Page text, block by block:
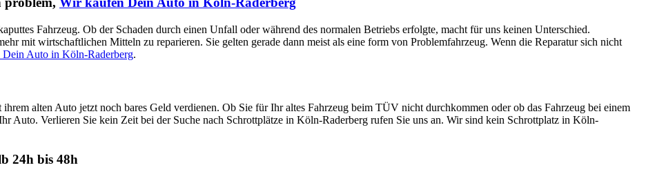
Fahrzeug. Ob der Schaden durch einen Unfall oder während des normalen Betriebs erfolgte, macht für uns keinen Unterschied.
mit wirtschaftlichen Mitteln zu reparieren. Sie gelten gerade dann meist als eine form von Problemfahrzeug. Wenn die Reparatur sich nicht
Dein Auto in Köln-Raderberg.
alten Auto jetzt noch bares Geld verdienen. Ob Sie für Ihr altes Fahrzeug beim TÜV nicht durchkommen oder ob das Fahrzeug bei einem
Auto. Verlieren Sie kein Zeit bei der Suche nach Schrottplätze in Köln-Raderberg rufen Sie uns an. Wir sind kein Schrottplatz in Köln-
24h bis 48h